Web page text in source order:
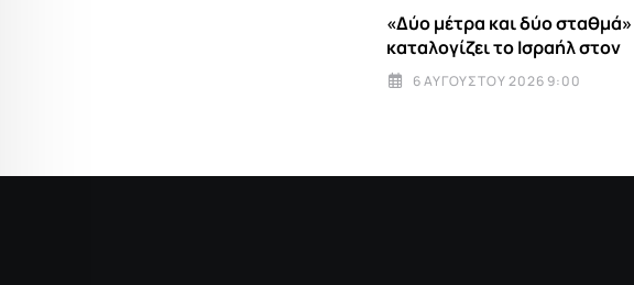
«Δύο μέτρα και δύο σταθμά»
καταλογίζει το Ισραήλ στον
6 ΑΥΓΟΎΣΤΟΥ 2026 9:00